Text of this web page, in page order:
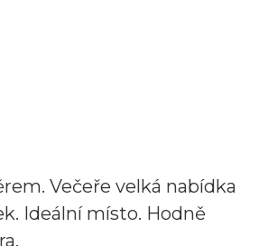
Večeře velká nabídka
Ideální místo. Hodně